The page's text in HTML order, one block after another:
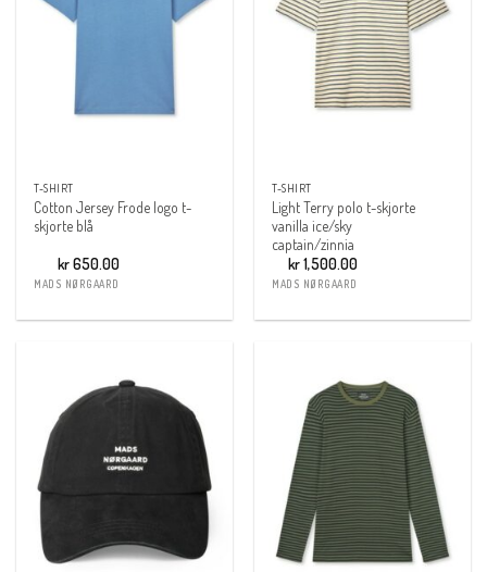
T-SHIRT
Cotton Jersey Frode logo t-
skjorte blå
kr650.00
MADS NØRGAARD
T-SHIRT
Light Terry polo t-skjorte
vanilla ice/sky
captain/zinnia
kr1,500.00
MADS NØRGAARD